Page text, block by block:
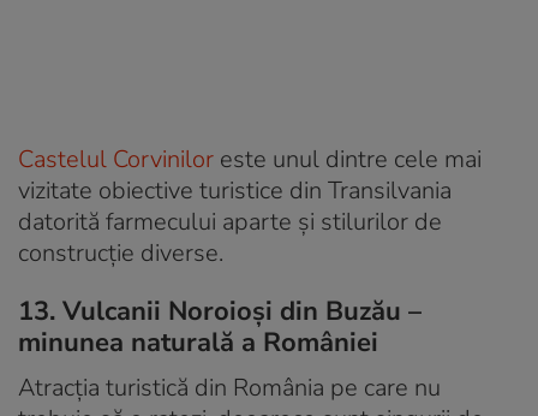
Castelul Corvinilor este unul dintre cele mai
vizitate obiective turistice din Transilvania
datorită farmecului aparte și stilurilor de
construcție diverse.
13. Vulcanii Noroioși din Buzău –
minunea naturală a României
Atracția turistică din România pe care nu